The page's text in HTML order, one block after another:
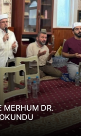
MERHUM DR.